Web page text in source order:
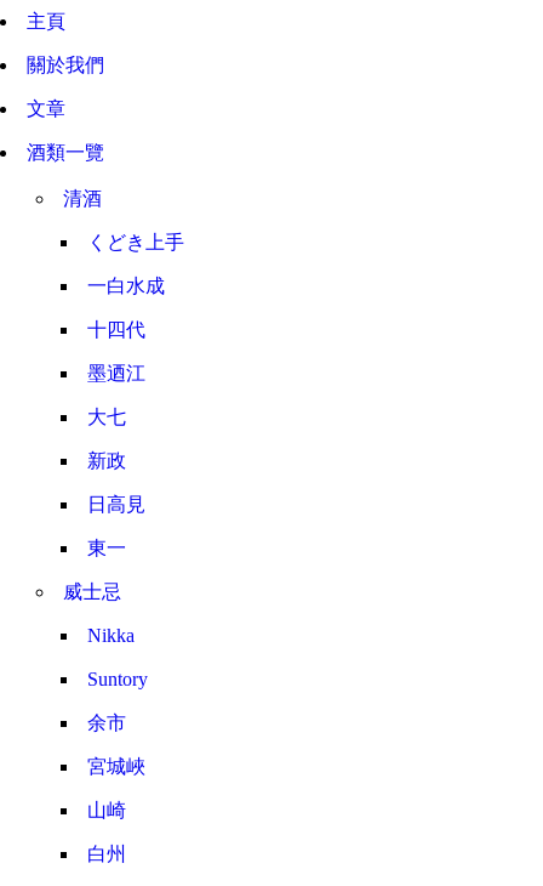
主頁
關於我們
文章
酒類一覽
清酒
くどき上手
一白水成
十四代
墨迺江
大七
新政
日高見
東一
威士忌
Nikka
Suntory
余市
宮城峽
山崎
白州